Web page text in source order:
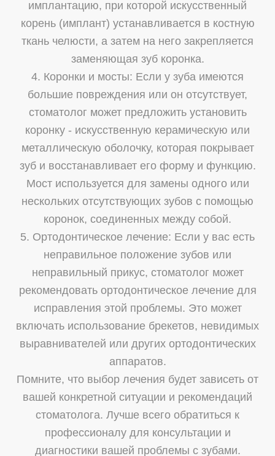
имплантацию, при которой искусственный
корень (имплант) устанавливается в костную
ткань челюсти, а затем на него закрепляется
заменяющая зуб коронка.
4. Коронки и мосты: Если у зуба имеются
большие повреждения или он отсутствует,
стоматолог может предложить установить
коронку - искусственную керамическую или
металлическую оболочку, которая покрывает
зуб и восстанавливает его форму и функцию.
Мост используется для замены одного или
нескольких отсутствующих зубов с помощью
коронок, соединенных между собой.
5. Ортодонтическое лечение: Если у вас есть
неправильное положение зубов или
неправильный прикус, стоматолог может
рекомендовать ортодонтическое лечение для
исправления этой проблемы. Это может
включать использование брекетов, невидимых
выравнивателей или других ортодонтических
аппаратов.
Помните, что выбор лечения будет зависеть от
вашей конкретной ситуации и рекомендаций
стоматолога. Лучше всего обратиться к
профессионалу для консультации и
диагностики вашей проблемы с зубами.